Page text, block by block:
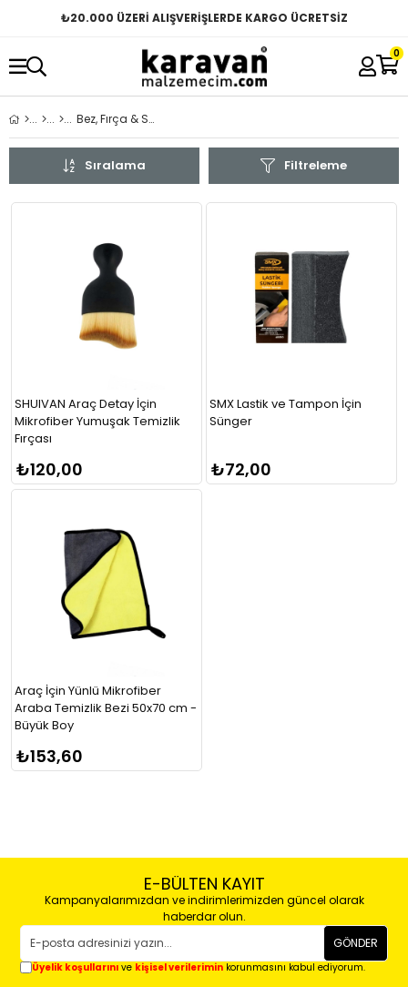
₺20.000 ÜZERİ ALIŞVERİŞLERDE KARGO ÜCRETSİZ
0
Bez, Fırça & Süngerler
Filtreleme
Sıralama
SHUIVAN Araç Detay İçin
Mikrofiber Yumuşak Temizlik
Fırçası
₺120,00
SMX Lastik ve Tampon İçin
Sünger
₺72,00
Araç İçin Yünlü Mikrofiber
Araba Temizlik Bezi 50x70 cm -
Büyük Boy
₺153,60
E-BÜLTEN KAYIT
Kampanyalarımızdan ve indirimlerimizden güncel olarak
haberdar olun.
GÖNDER
Üyelik koşullarını ve kişisel verilerimin korunmasını kabul ediyorum.